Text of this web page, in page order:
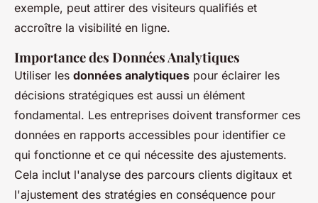
exemple, peut attirer des visiteurs qualifiés et
accroître la visibilité en ligne.
Importance des Données Analytiques
Utiliser les données analytiques pour éclairer les
décisions stratégiques est aussi un élément
fondamental. Les entreprises doivent transformer ces
données en rapports accessibles pour identifier ce
qui fonctionne et ce qui nécessite des ajustements.
Cela inclut l'analyse des parcours clients digitaux et
l'ajustement des stratégies en conséquence pour